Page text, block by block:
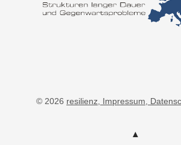
© 2026 resilienz , Impressum ,